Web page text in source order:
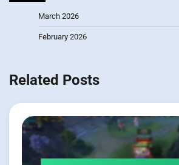
March 2026
February 2026
Related Posts